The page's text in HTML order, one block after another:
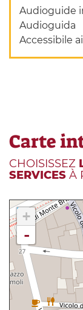
Audioguide
Audioguida
Accessibile
Carte
CHOISISSEZ
SERVICES À
+
-